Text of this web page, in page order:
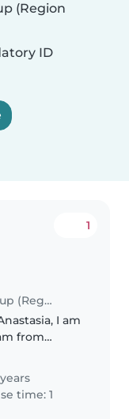
(Region
ID
Babysitter in Kastrup (Region Hovedstaden)
1
I am
from
including a
secondary
several..
time: 1